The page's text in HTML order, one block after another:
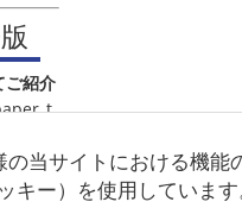
の当サイトにおける機
キー）を使用しています
ご紹介